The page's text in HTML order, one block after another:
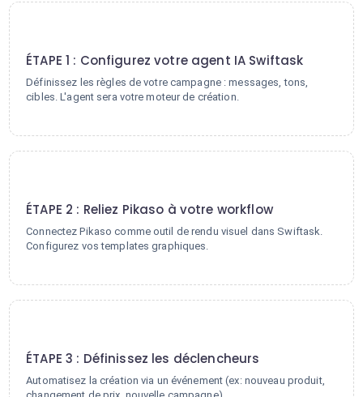
ÉTAPE 1 : Configurez votre agent IA Swiftask
Définissez les règles de votre campagne : messages, tons,
cibles. L'agent sera votre moteur de création.
ÉTAPE 2 : Reliez Pikaso à votre workflow
Connectez Pikaso comme outil de rendu visuel dans Swiftask.
Configurez vos templates graphiques.
ÉTAPE 3 : Définissez les déclencheurs
Automatisez la création via un événement (ex: nouveau produit,